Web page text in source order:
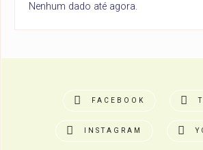
Nenhum dado até agora.
FACEBOOK
INSTAGRAM